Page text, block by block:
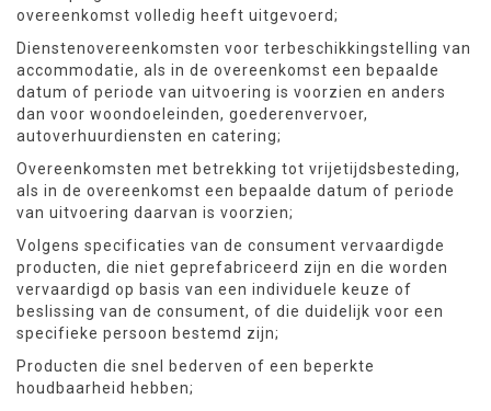
overeenkomst volledig heeft uitgevoerd;
Dienstenovereenkomsten voor terbeschikkingstelling van
accommodatie, als in de overeenkomst een bepaalde
datum of periode van uitvoering is voorzien en anders
dan voor woondoeleinden, goederenvervoer,
autoverhuurdiensten en catering;
Overeenkomsten met betrekking tot vrijetijdsbesteding,
als in de overeenkomst een bepaalde datum of periode
van uitvoering daarvan is voorzien;
Volgens specificaties van de consument vervaardigde
producten, die niet geprefabriceerd zijn en die worden
vervaardigd op basis van een individuele keuze of
beslissing van de consument, of die duidelijk voor een
specifieke persoon bestemd zijn;
Producten die snel bederven of een beperkte
houdbaarheid hebben;